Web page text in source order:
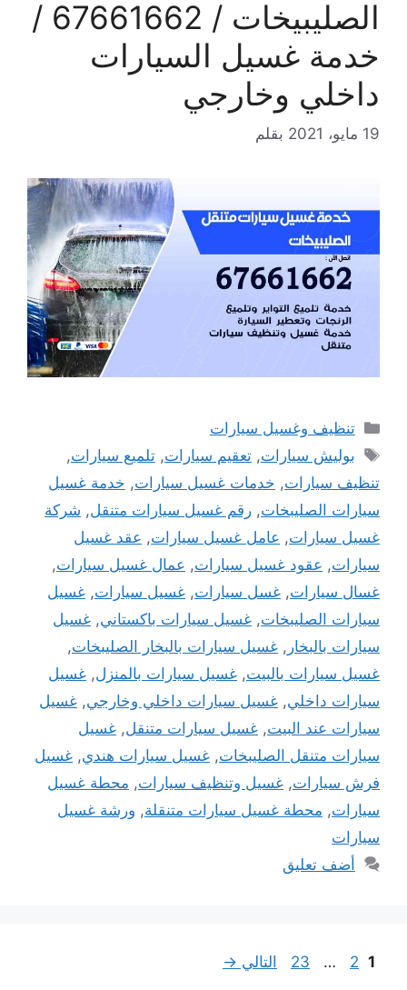
الصليبيخات / 67661662 /
خدمة غسيل السيارات
داخلي وخارجي
19 مايو، 2021 بقلم
التصنيفات
تنظيف وغسيل سيارات
الوسوم
بوليش سيارات,تعقيم سيارات,تلميع سيارات,
تنظيف سيارات, خدمات غسيل سيارات, خدمة غسيل
سيارات الصليبخات, رقم غسيل سيارات متنقل, شركة
غسيل سيارات, عامل غسيل سيارات, عقد غسيل
سيارات, عقود غسيل سيارات, عمال غسيل سيارات,
غسال سيارات, غسل سيارات, غسيل سيارات, غسيل
سيارات الصليبخات, غسيل سيارات باكستاني, غسيل
سيارات بالبخار , غسيل سيارات بالبخار الصليبخات,
غسيل سيارات بالبيت, غسيل سيارات بالمنزل, غسيل
سيارات داخلي, غسيل سيارات داخلي وخارجي, غسيل
سيارات عند البيت, غسيل سيارات متنقل, غسيل
سيارات متنقل الصليبخات, غسيل سيارات هندي, غسيل
فرش سيارات, غسيل وتنظيف سيارات, محطة غسيل
سيارات, محطة غسيل سيارات متنقلة, ورشة غسيل
سيارات
أضف تعليق
Page
1
Page
2
…
Page
23 التالي →